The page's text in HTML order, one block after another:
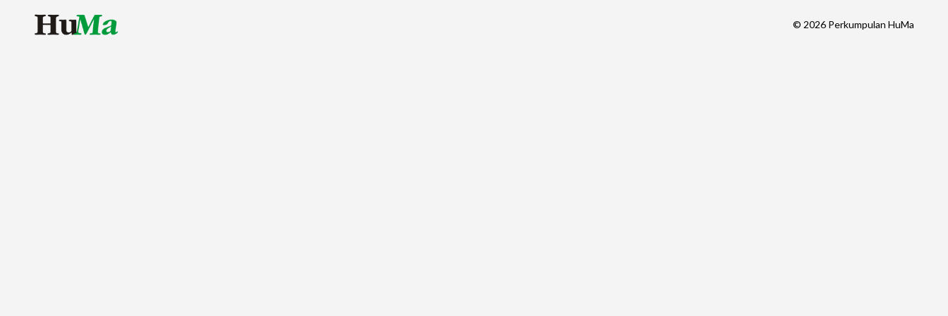
© 2026 Perkumpulan HuMa